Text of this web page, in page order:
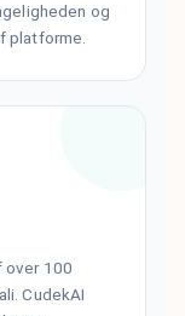
og
platforme.
100
CudekAI